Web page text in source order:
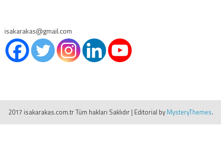
isakarakas@gmail.com
2017 isakarakas.com.tr Tüm hakları Saklıdır | Editorial by MysteryThemes.